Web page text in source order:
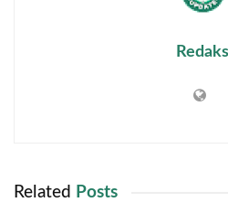
Related Posts